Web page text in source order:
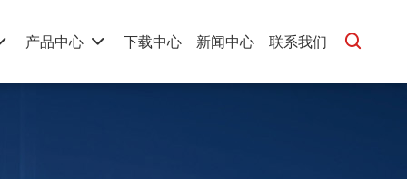
产品中心 下载中心 新闻中心 联系我们